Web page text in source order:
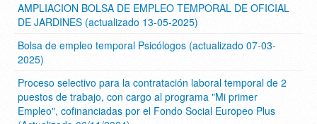
AMPLIACION BOLSA DE EMPLEO TEMPORAL DE OFICIAL
DE JARDINES (actualizado 13-05-2025)
Bolsa de empleo temporal Psicólogos (actualizado 07-03-
2025)
Proceso selectivo para la contratación laboral temporal de 2
puestos de trabajo, con cargo al programa "Mi primer
Empleo", cofinanciadas por el Fondo Social Europeo Plus